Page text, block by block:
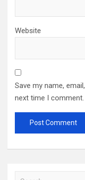
Website
Save my name,
next time I comment.